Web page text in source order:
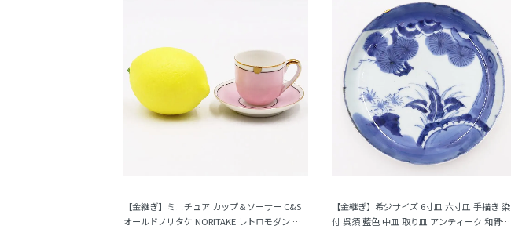
【金継ぎ】ミニチュア カップ＆ソーサー C&S
オールドノリタケ NORITAKE レトロモダン 薄
【金継ぎ】希少サイズ 6寸皿 六寸皿 手描き 染
付 呉須 藍色 中皿 取り皿 アンティーク 和骨董